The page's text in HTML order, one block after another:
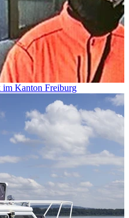
im Kanton Freiburg